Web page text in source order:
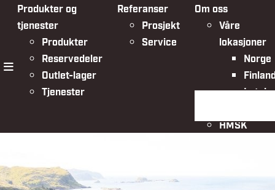
meny
Produkter og
tjenester
Produkter
Reservedeler
Outlet-lager
Tjenester
Referanser
Prosjekt
Service
Om oss
Våre
lokasjoner
Norge
Latvia
HMSK